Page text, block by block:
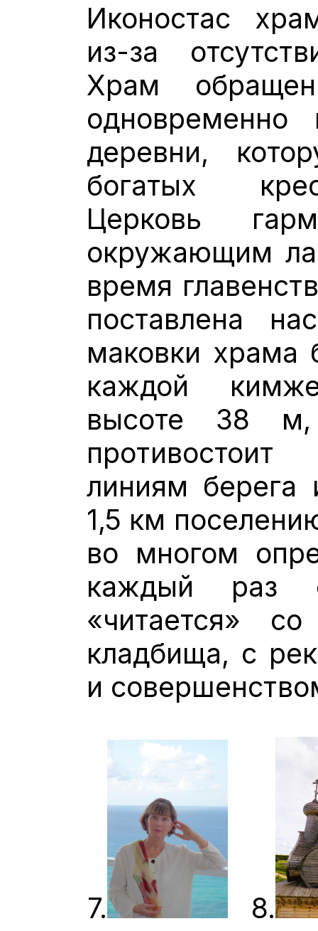
Иконостас
из-за
Храм
деревни,
богатых
Церковь
окружающим
время
поставлена
маковки храма
каждой
высоте 38 м,
линиям берега
1,5 км
во многом
каждый раз
«читается»
кладбища, с
и
7. 8.